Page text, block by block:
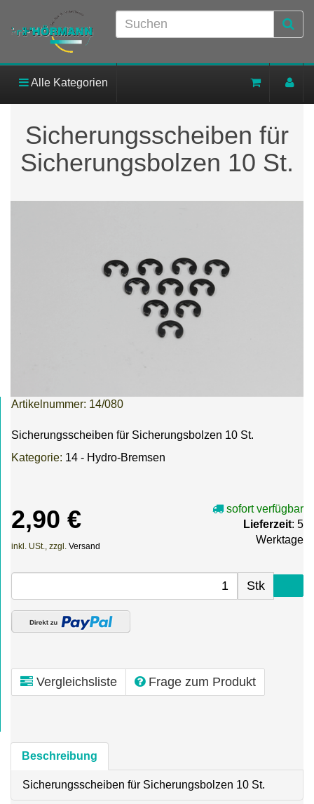
Alle Kategorien
Sicherungsscheiben für
Sicherungsbolzen 10 St.
Artikelnummer: 14/080
Sicherungsscheiben für Sicherungsbolzen 10 St.
Kategorie: 14 - Hydro-Bremsen
2,90 €
inkl. USt., zzgl. Versand
sofort verfügbar
Lieferzeit: 5
Werktage
Stk
Vergleichsliste Frage zum Produkt
Beschreibung
Sicherungsscheiben für Sicherungsbolzen 10 St.